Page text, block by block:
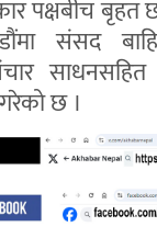
पक्षबीच
संसद
साधनसहित
छ ।